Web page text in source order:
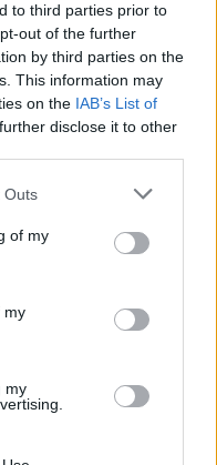
to third parties prior to
out of the further
by third parties on the
This information may
on the IAB’s List of
disclose it to other
Outs
of my
my
my